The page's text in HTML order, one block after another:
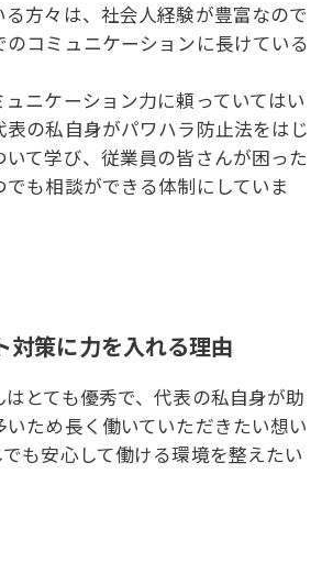
る方々は、社会人経験が豊富なので
コミュニケーションに長けている
ニケーション力に頼っていてはい
表の私自身がパワハラ防止法をはじ
て学び、従業員の皆さんが困った
でも相談ができる体制にしていま
対策に力を入れる理由
とても優秀で、代表の私自身が助
いため長く働いていただきたい想い
も安心して働ける環境を整えたい